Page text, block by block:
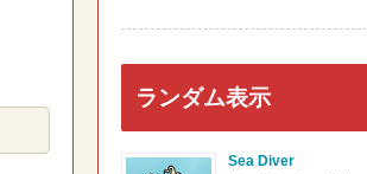
ランダム表示
Sea Diver